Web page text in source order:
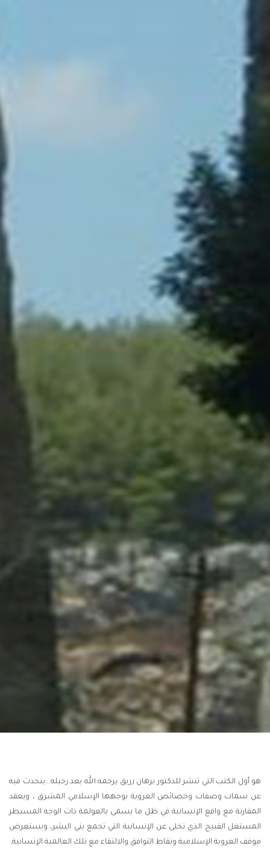
هو أول الكتب التي تنشر للدكتور برهان زريق يرحمه الله بعد رحيله...يتحدث فيه
عن سمات وصفات وخصائص العروبة بوجهها الإسلامي المشرق ، ويعقد
المقارنة مع واقع الإنسانية في ظل ما يسمى بالعولمة ذات الوجه المسيطر
المستغل القبيح الذي تخلى عن الإنسانية التي تجمع بني البشر، ويستعرض
موقف العروبة الإسلامية ونقاط التوافق والالتقاء مع تلك العالمية الإنسانية.